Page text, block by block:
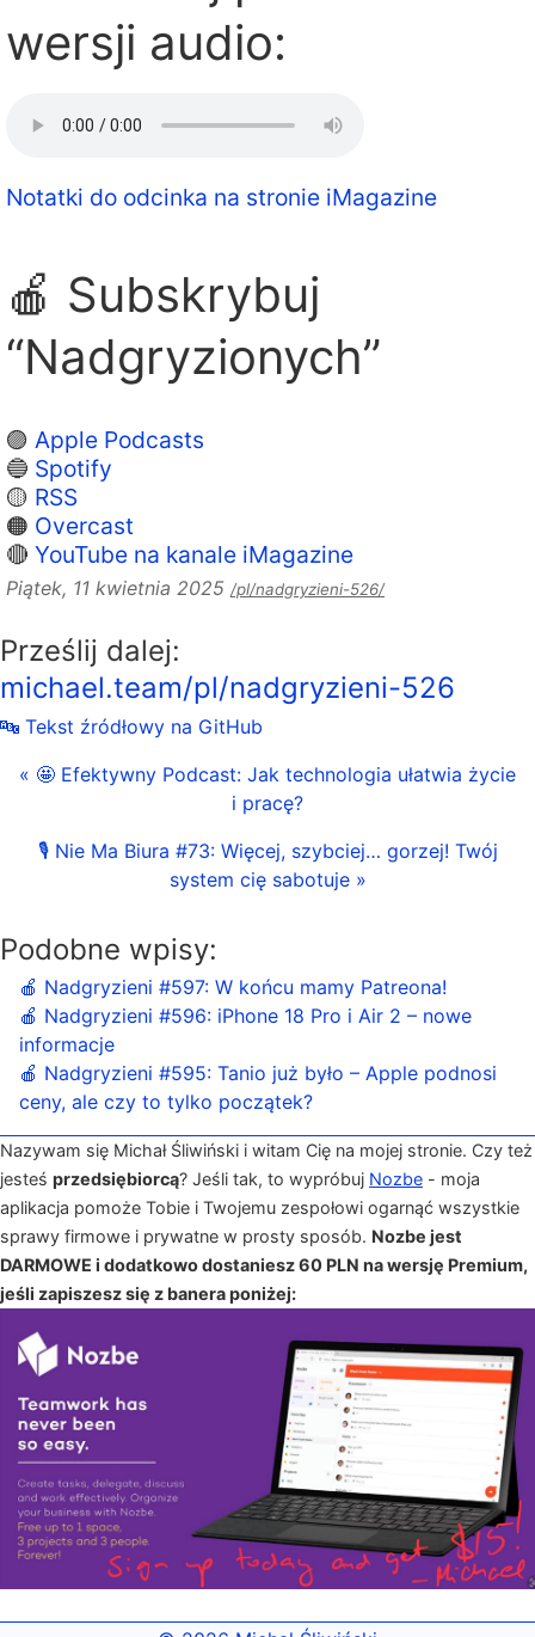
wersji audio:
Notatki do odcinka na stronie iMagazine
🍎 Subskrybuj
“Nadgryzionych”
🟣 Apple Podcasts
🔵 Spotify
🟡 RSS
🟠 Overcast
🔴 YouTube na kanale iMagazine
Piątek, 11 kwietnia 2025 /pl/nadgryzieni-526/
Prześlij dalej:
michael.team/pl/nadgryzieni-526
🔤 Tekst źródłowy na GitHub
« 🤩 Efektywny Podcast: Jak technologia ułatwia życie
i pracę?
🎙 Nie Ma Biura #73: Więcej, szybciej… gorzej! Twój
system cię sabotuje »
Podobne wpisy:
🍎 Nadgryzieni #597: W końcu mamy Patreona!
🍎 Nadgryzieni #596: iPhone 18 Pro i Air 2 – nowe
informacje
🍎 Nadgryzieni #595: Tanio już było – Apple podnosi
ceny, ale czy to tylko początek?
Nazywam się Michał Śliwiński i witam Cię na mojej stronie. Czy też
jesteś przedsiębiorcą? Jeśli tak, to wypróbuj Nozbe - moja
aplikacja pomoże Tobie i Twojemu zespołowi ogarnąć wszystkie
sprawy firmowe i prywatne w prosty sposób. Nozbe jest
DARMOWE i dodatkowo dostaniesz 60 PLN na wersję Premium,
jeśli zapiszesz się z banera poniżej: